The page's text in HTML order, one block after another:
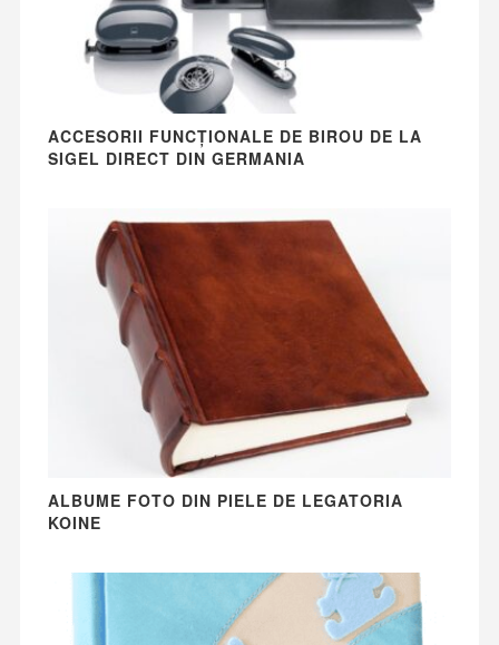
ACCESORII FUNCȚIONALE DE BIROU DE LA
SIGEL DIRECT DIN GERMANIA
ALBUME FOTO DIN PIELE DE LEGATORIA
KOINE